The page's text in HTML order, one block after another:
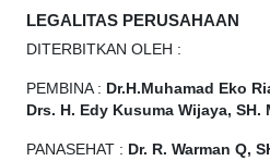
LEGALITAS PERUSAHAAN
DITERBITKAN OLEH :
PEMBINA : Dr.H.Muhamad Eko
Drs. H. Edy Kusuma Wijaya, SH.
PANASEHAT : Dr. R. Warman Q,